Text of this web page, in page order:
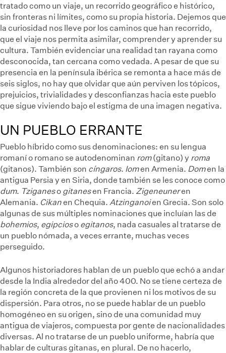
tratado como un viaje, un recorrido geográfico e histórico,
sin fronteras ni límites, como su propia historia. Dejemos que
la curiosidad nos lleve por los caminos que han recorrido,
que el viaje nos permita asimilar, comprender y aprender su
cultura. También evidenciar una realidad tan rayana como
desconocida, tan cercana como vedada. A pesar de que su
presencia en la península ibérica se remonta a hace más de
seis siglos, no hay que olvidar que aún perviven los tópicos,
prejuicios, trivialidades y desconfianzas hacia este pueblo
que sigue viviendo bajo el estigma de una imagen negativa.
UN PUEBLO ERRANTE
Pueblo híbrido como sus denominaciones: en su lengua
romaní o romano se autodenominan rom(gitano) y roma
(gitanos). También son cíngaros. Iomen Armenia. Domen la
antigua Persia y en Siria, donde también se les conoce como
dum. Tziganeso gitanesen Francia. Zigeneuneren
Alemania. Cikanen Chequia. Atzinganoien Grecia. Son solo
algunas de sus múltiples nominaciones que incluían las de
bohemios, egipcioso egitanos, nada casuales al tratarse de
un pueblo nómada, a veces errante, muchas veces
perseguido.
Algunos historiadores hablan de un pueblo que echó a andar
desde la India alrededor del año 400. No se tiene certeza de
la región concreta de la que provienen ni los motivos de su
dispersión. Para otros, no se puede hablar de un pueblo
homogéneo en su origen, sino de una comunidad muy
antigua de viajeros, compuesta por gente de nacionalidades
diversas. Al no tratarse de un pueblo uniforme, habría que
hablar de culturas gitanas, en plural. De no hacerlo,